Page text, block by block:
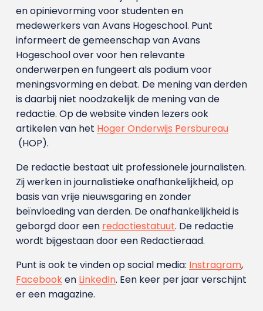
en opinievorming voor studenten en
medewerkers van Avans Hoge­school. Punt
informeert de gemeenschap van Avans
Hogeschool over voor hen relevante
onderwerpen en fungeert als podium voor
meningsvorming en debat. De mening van derden
is daarbij niet noodzakelijk de mening van de
redactie. Op de website vinden lezers ook
artikelen van het Hoger Onderwijs Persbureau
(HOP).
De redactie bestaat uit professionele journalisten.
Zij werken in journalistieke onafhankelijkheid, op
basis van vrije nieuwsgaring en zonder
beïnvloeding van derden. De onafhankelijkheid is
geborgd door een redactiestatuut. De redactie
wordt bijgestaan door een Redactieraad.
Punt is ook te vinden op social media: Instragram,
Facebooken LinkedIn. Een keer per jaar verschijnt
er een magazine.